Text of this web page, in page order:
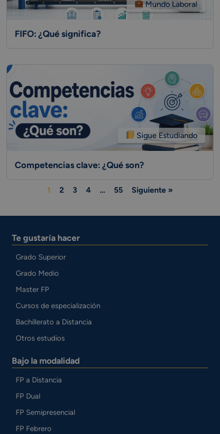
Mundo Laboral
FIFO: ¿Qué significa?
Sigue Estudiando
Competencias clave: ¿Qué son?
1 2 3 4 … 55 Siguiente »
Te gustaría hacer
Grado Superior
Grado Medio
Master FP
Cursos de especialización
Bachillerato a Distancia
Otros estudios
Bajo la modalidad
FP a Distancia
FP Dual
FP Semipresencial
FP Febrero